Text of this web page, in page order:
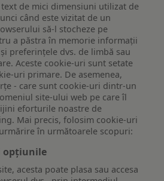
de mici dimensiuni utilizat de
când este vizitat de un
să-l stocheze pe
a păstra în memorie informații
preferințele dvs. de limbă sau
Aceste cookie-uri sunt setate
uri primare. De asemenea,
- care sunt cookie-uri dintr-un
site-ului web pe care îl
eforturile noastre de
Mai precis, folosim cookie-uri
în următoarele scopuri:
opțiunile
acesta poate plasa sau accesa